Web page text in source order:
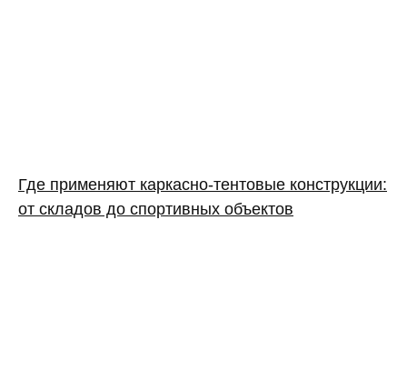
Где применяют каркасно‑тентовые конструкции:
от складов до спортивных объектов